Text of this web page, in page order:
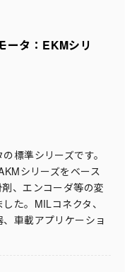
ータ：EKMシリ
標準シリーズです。
シリーズをベース
、エンコーダ等の変
た。MILコネクタ、
車載アプリケーショ